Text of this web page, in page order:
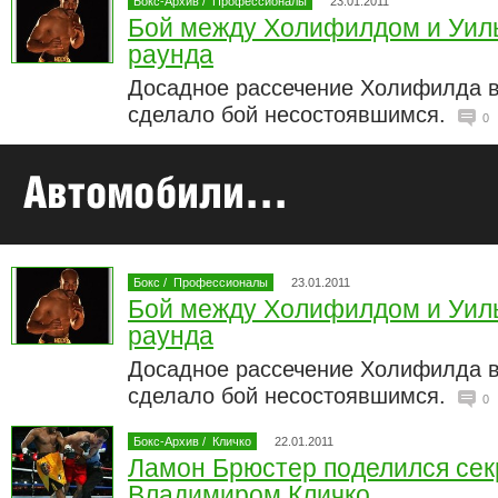
Бой между Холифилдом и
раунда
Досадное рассечение Холифилда
сделало бой несостоявшимся.
0
Бокс / Профессионалы 23.01.2011
Бой между Холифилдом и
раунда
Досадное рассечение Холифилда
сделало бой несостоявшимся.
0
Бокс-Архив / Кличко 22.01.2011
Ламон Брюстер поделился